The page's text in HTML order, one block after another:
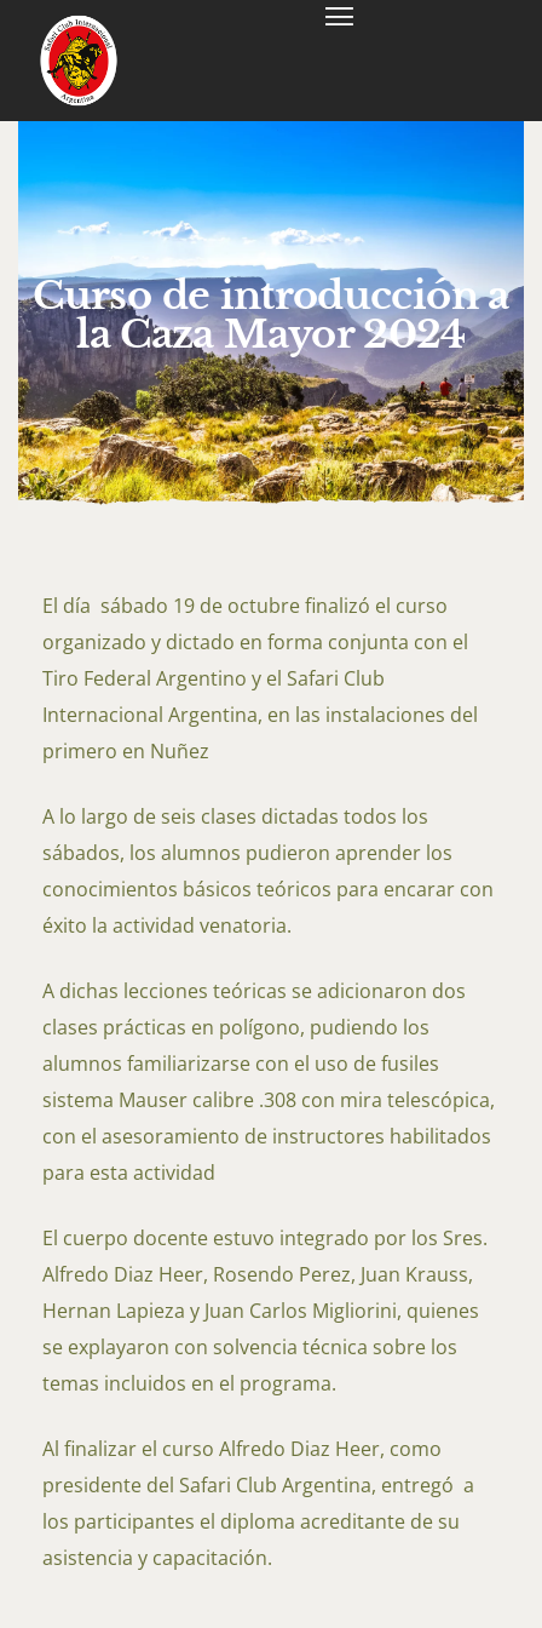
Curso de introducción a
la Caza Mayor 2024
El día sábado 19 de octubre finalizó el curso
organizado y dictado en forma conjunta con el
Tiro Federal Argentino y el Safari Club
Internacional Argentina, en las instalaciones del
primero en Nuñez
A lo largo de seis clases dictadas todos los
sábados, los alumnos pudieron aprender los
conocimientos básicos teóricos para encarar con
éxito la actividad venatoria.
A dichas lecciones teóricas se adicionaron dos
clases prácticas en polígono, pudiendo los
alumnos familiarizarse con el uso de fusiles
sistema Mauser calibre .308 con mira telescópica,
con el asesoramiento de instructores habilitados
para esta actividad
El cuerpo docente estuvo integrado por los Sres.
Alfredo Diaz Heer, Rosendo Perez, Juan Krauss,
Hernan Lapieza y Juan Carlos Migliorini, quienes
se explayaron con solvencia técnica sobre los
temas incluidos en el programa.
Al finalizar el curso Alfredo Diaz Heer, como
presidente del Safari Club Argentina, entregó a
los participantes el diploma acreditante de su
asistencia y capacitación.